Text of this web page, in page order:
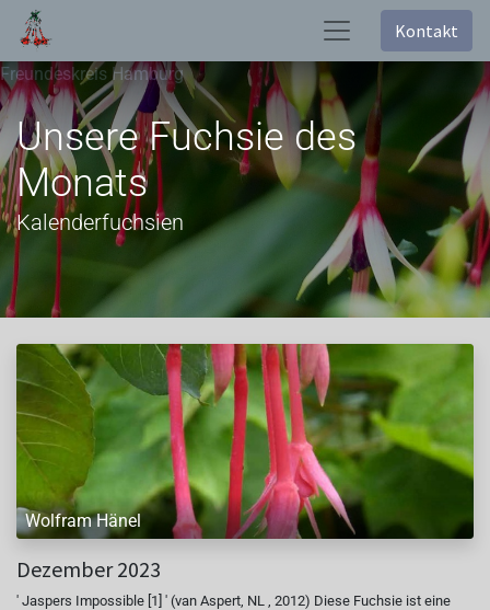
Kontakt
Freundeskreis Hamburg
Unsere Fuchsie des
Monats
Kalenderfuchsien
Wolfram Hänel
Dezember 2023
' Jaspers Impossible [1] ' (van Aspert, NL , 2012) Diese Fuchsie ist eine